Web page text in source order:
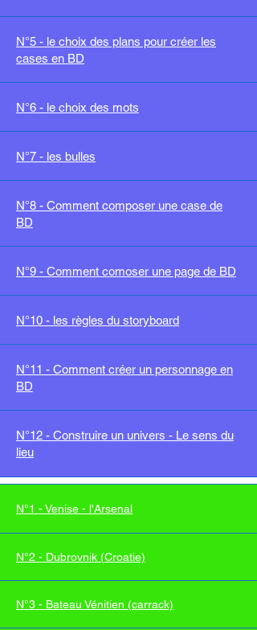
N°5 - le choix des plans pour créer les
cases en BD
N°6 - le choix des mots
N°7 - les bulles
N°8 - Comment composer une case de
BD
N°9 - Comment comoser une page de BD
N°10 - les règles du storyboard
N°11 - Comment créer un personnage en
BD
N°12 - Construire un univers - Le sens du
lieu
N°1 - Venise - l'Arsenal
N°2 - Dubrovnik (Croatie)
N°3 - Bateau Vénitien (carrack)